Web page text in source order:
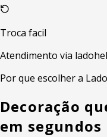
Troca facil
Atendimento via
Por que escolher a
Decoração
em segundos